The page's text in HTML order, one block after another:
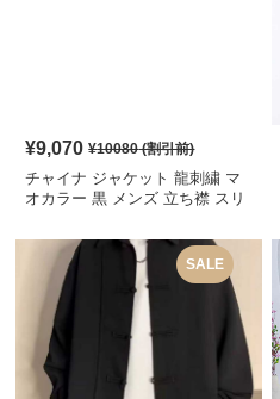
¥9,070 ¥10080(割引前)
チャイナ ジャケット 龍刺繍 マ
オカラー 黒 メンズ 立ち襟 スリ
ンタル モダン
SALE